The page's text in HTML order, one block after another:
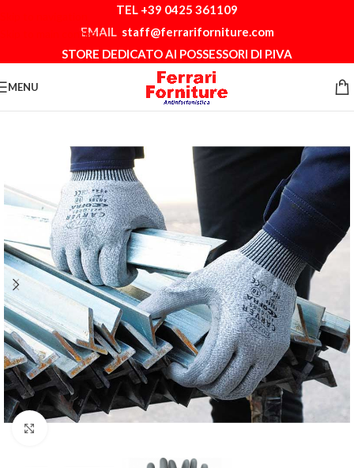
Skip to main content
TEL +39 0425 361109
EMAIL staff@ferrariforniture.com
STORE DEDICATO AI POSSESSORI DI P.IVA
MENU